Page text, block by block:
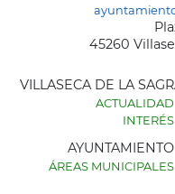
45260
AYUNTAMIENTO
VILLASECA DE LA
ACTUALIDAD
INTERÉS
AYUNTAMIENTO
ÁREAS MUNICIPALES